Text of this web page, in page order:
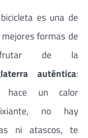
es una de
formas de
de la
auténtica:
hace un calor
no hay
ni atascos, te